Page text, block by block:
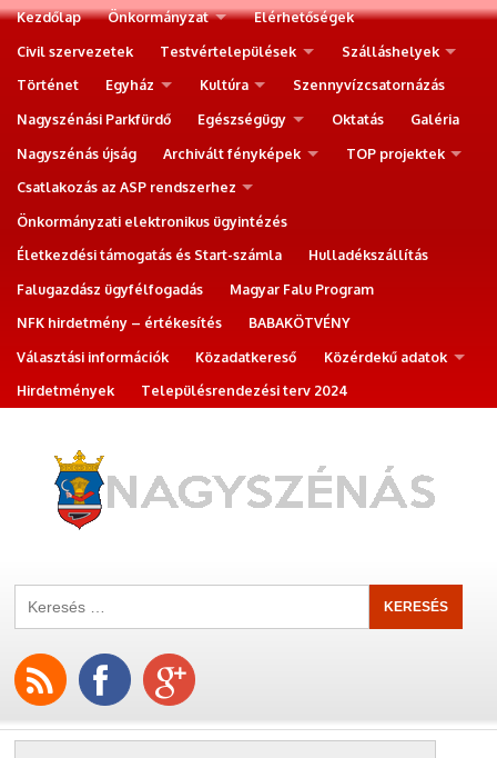
Kezdőlap Önkormányzat
Elérhetőségek
Civil szervezetek
Testvértelepülések
Szálláshelyek
Történet
Egyház Kultúra
Szennyvízcsatornázás
Nagyszénási Parkfürdő
Egészségügy Oktatás
Galéria
Nagyszénás újság
Archivált fényképek
TOP projektek
Csatlakozás az ASP rendszerhez
Önkormányzati elektronikus ügyintézés
Életkezdési támogatás és Start-számla
Hulladékszállítás
Falugazdász ügyfélfogadás
Magyar Falu Program
NFK hirdetmény – értékesítés
BABAKÖTVÉNY
Választási információk
Közadatkereső
Közérdekű adatok
Hirdetmények
Településrendezési terv 2024